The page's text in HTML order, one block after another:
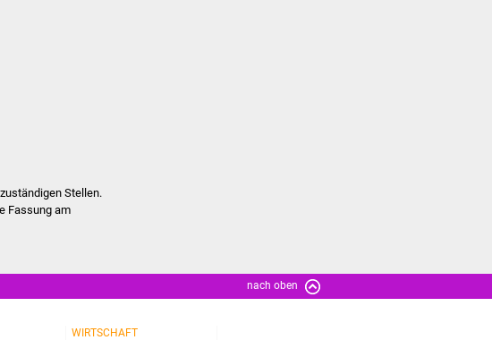
Stellen.
Fassung am
nach oben
WIRTSCHAFT